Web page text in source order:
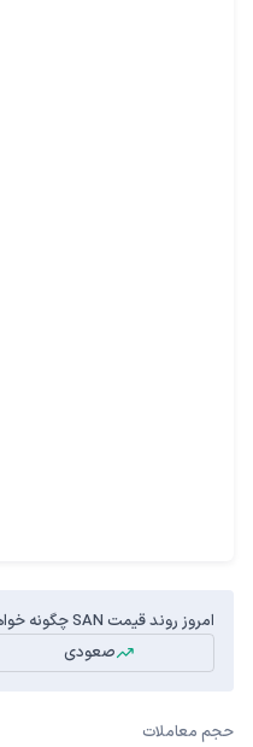
امروز روند قیمت SAN چگونه خواهد بود؟
صعودی
حجم معاملات